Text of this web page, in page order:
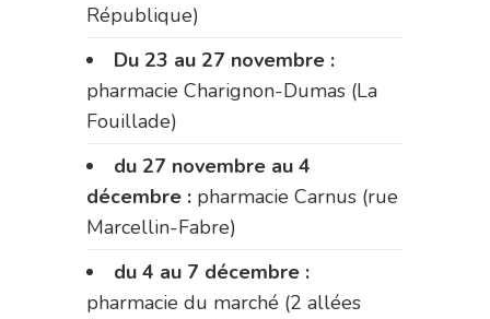
République)
Du 23 au 27 novembre :
pharmacie Charignon-Dumas (La
Fouillade)
du 27 novembre au 4
décembre : pharmacie Carnus (rue
Marcellin-Fabre)
du 4 au 7 décembre :
pharmacie du marché (2 allées